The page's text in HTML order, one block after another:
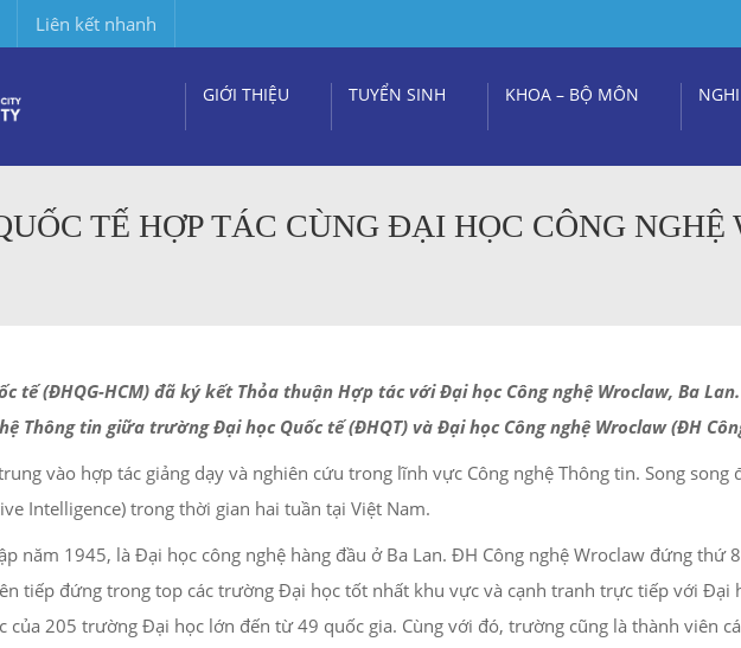
Liên kết nhanh
GIỚI THIỆU TUYỂN SINH KHOA – BỘ MÔN
TẾ HỢP TÁC CÙNG ĐẠI HỌC CÔNG NGHỆ
tế (ĐHQG-HCM) đã ký kết Thỏa thuận Hợp tác với Đại học Công nghệ Wroclaw, Ba
Thông tin giữa trường Đại học Quốc tế (ĐHQT) và Đại học Công nghệ Wroclaw (ĐH
vào hợp tác giảng dạy và nghiên cứu trong lĩnh vực Công nghệ Thông tin. Song
Intelligence) trong thời gian hai tuần tại Việt Nam.
năm 1945, là Đại học công nghệ hàng đầu ở Ba Lan. ĐH Công nghệ Wroclaw đứng
tiếp đứng trong top các trường Đại học tốt nhất khu vực và cạnh tranh trực tiếp với
của 205 trường Đại học lớn đến từ 49 quốc gia. Cùng với đó, trường cũng là thành viên